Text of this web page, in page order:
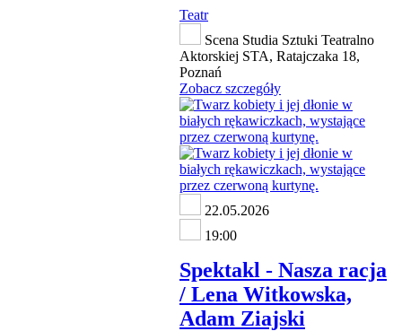
Teatr
Scena Studia Sztuki Teatralno
Aktorskiej STA, Ratajczaka 18,
Poznań
Zobacz szczegóły
22.05.2026
19:00
Spektakl - Nasza racja
/ Lena Witkowska,
Adam Ziajski